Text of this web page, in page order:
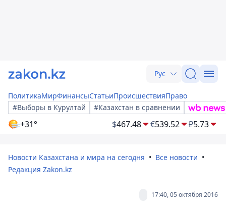
Рус
ПолитикаМирФинансыСтатьиПроисшествияПраво
#Выборы в Курултай
#Казахстан в сравнении
+31° $467.48 €539.52 ₽5.73
Новости Казахстана и мира на сегодня
Все новости
Редакция Zakon.kz
17:40, 05 октября 2016